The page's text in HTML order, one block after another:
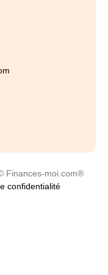
Finances-moi.com®
confidentialité